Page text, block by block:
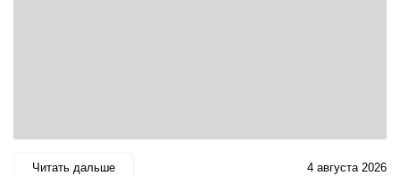
Читать дальше 4 августа 2026